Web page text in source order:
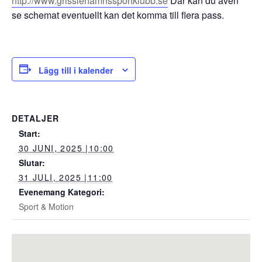
se schemat eventuellt kan det komma till flera pass.
Lägg till i kalender
DETALJER
Start:
30 JUNI, 2025 |10:00
Slutar:
31 JULI, 2025 |11:00
Evenemang Kategori:
Sport & Motion